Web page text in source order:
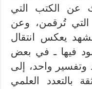
عن الكتب التي
التي تُرقمن، وعن
يعكس انتقال
فيها ـ في بعض
وتفسير واحد، إلى
بالتعدد العلمي